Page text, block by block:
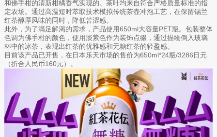
和佛手柑的清新柑橘香气实现的。茶叶均来自符合严格质量标准的指
定农场。通过高温短时萃取技术模拟传统茶壶冲泡工艺，在保留锡兰
红茶醇厚风味的同时，降低苦涩感。
此外，为了满足解渴的需求，产品使用650ml大容量PET瓶。包装整体
色调为佛手柑的颜色，使用淡紫色作为装饰点缀，通过描绘倒入玻璃
杯中的冰茶，表现出红茶的优雅感和无糖红茶的轻盈感。
目前该产品已开售，在日本乐天市场的售价为650ml*24瓶/3286日元
（折合人民币160元）。